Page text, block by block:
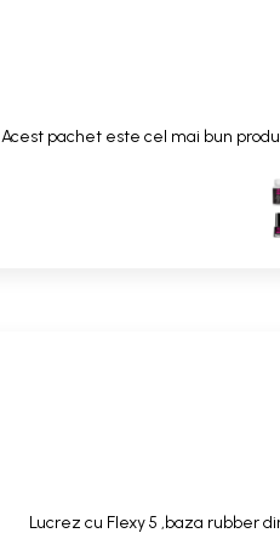
Acest pachet este cel mai bun
Lucrez cu Flexy 5 ,baza rubber